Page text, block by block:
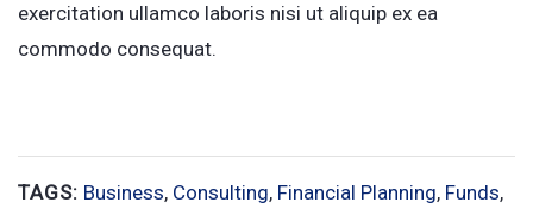
exercitation ullamco laboris nisi ut aliquip ex ea
commodo consequat.
TAGS: Business, Consulting, Financial Planning, Funds,